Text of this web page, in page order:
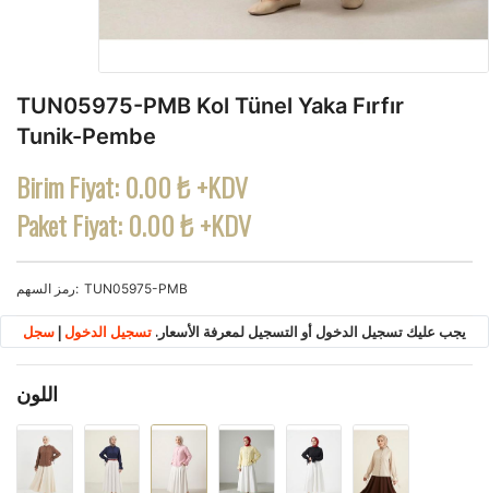
TUN05975-PMB Kol Tünel Yaka Fırfır
Tunik-Pembe
Birim Fiyat:0.00 ₺ +KDV
Paket Fiyat:0.00 ₺ +KDV
رمز السهم TUN05975-PMB
يجب عليك تسجيل الدخول أو التسجيل لمعرفة الأسعار. تسجيل الدخول | سجل
اللون